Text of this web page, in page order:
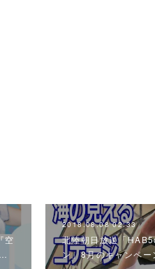
空
2018.08.08 02:33
北陸朝日放送「
ン」8月のキャンペ